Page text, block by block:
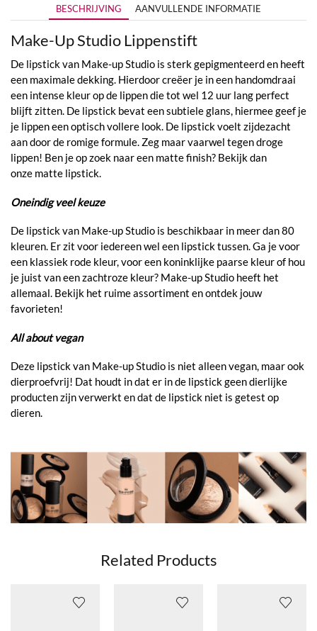
BESCHRIJVING AANVULLENDE INFORMATIE
Make-Up Studio Lippenstift
De lipstick van Make-up Studio is sterk gepigmenteerd en heeft
een maximale dekking. Hierdoor creëer je in een handomdraai
een intense kleur op de lippen die tot wel 12 uur lang perfect
blijft zitten. De lipstick bevat een subtiele glans, hiermee geef je
je lippen een optisch vollere look. De lipstick voelt zijdezacht
aan door de romige formule. Zeg maar vaarwel tegen droge
lippen! Ben je op zoek naar een matte finish? Bekijk dan
onze matte lipstick.
Oneindig veel keuze
De lipstick van Make-up Studio is beschikbaar in meer dan 80
kleuren. Er zit voor iedereen wel een lipstick tussen. Ga je voor
een klassiek rode kleur, voor een koninklijke paarse kleur of hou
je juist van een zachtroze kleur? Make-up Studio heeft het
allemaal. Bekijk het ruime assortiment en ontdek jouw
favorieten!
All about vegan
Deze lipstick van Make-up Studio is niet alleen vegan, maar ook
dierproefvrij! Dat houdt in dat er in de lipstick geen dierlijke
producten zijn verwerkt en dat de lipstick niet is getest op
dieren.
Related Products